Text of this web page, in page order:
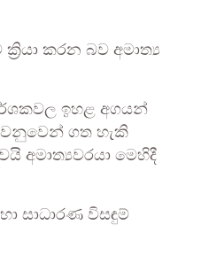
කරන බව අමාත්‍ය
ඉහළ අගයන්
ගත හැකි
අමාත්‍යවරයා මෙහිදී
සාධාරණ විසඳුම්